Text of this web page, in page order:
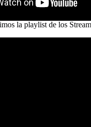
la playlist de los